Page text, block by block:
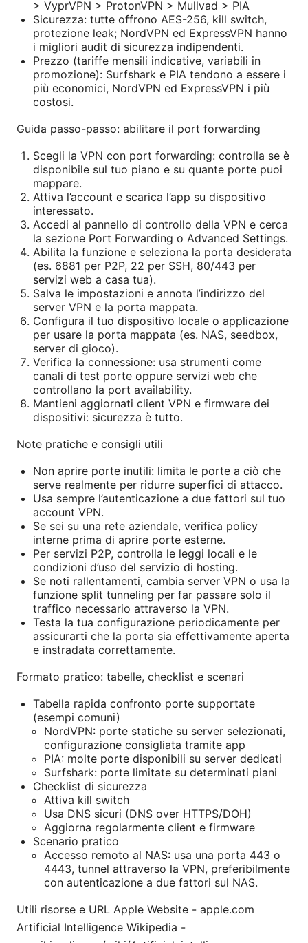
> VyprVPN > ProtonVPN > Mullvad > PIA
Sicurezza: tutte offrono AES-256, kill switch,
protezione leak; NordVPN ed ExpressVPN hanno
i migliori audit di sicurezza indipendenti.
Prezzo (tariffe mensili indicative, variabili in
promozione): Surfshark e PIA tendono a essere i
più economici, NordVPN ed ExpressVPN i più
costosi.
Guida passo-passo: abilitare il port forwarding
Scegli la VPN con port forwarding: controlla se è
disponibile sul tuo piano e su quante porte puoi
mappare.
Attiva l’account e scarica l’app su dispositivo
interessato.
Accedi al pannello di controllo della VPN e cerca
la sezione Port Forwarding o Advanced Settings.
Abilita la funzione e seleziona la porta desiderata
(es. 6881 per P2P, 22 per SSH, 80/443 per
servizi web a casa tua).
Salva le impostazioni e annota l’indirizzo del
server VPN e la porta mappata.
Configura il tuo dispositivo locale o applicazione
per usare la porta mappata (es. NAS, seedbox,
server di gioco).
Verifica la connessione: usa strumenti come
canali di test porte oppure servizi web che
controllano la port availability.
Mantieni aggiornati client VPN e firmware dei
dispositivi: sicurezza è tutto.
Note pratiche e consigli utili
Non aprire porte inutili: limita le porte a ciò che
serve realmente per ridurre superfici di attacco.
Usa sempre l’autenticazione a due fattori sul tuo
account VPN.
Se sei su una rete aziendale, verifica policy
interne prima di aprire porte esterne.
Per servizi P2P, controlla le leggi locali e le
condizioni d’uso del servizio di hosting.
Se noti rallentamenti, cambia server VPN o usa la
funzione split tunneling per far passare solo il
traffico necessario attraverso la VPN.
Testa la tua configurazione periodicamente per
assicurarti che la porta sia effettivamente aperta
e instradata correttamente.
Formato pratico: tabelle, checklist e scenari
Tabella rapida confronto porte supportate
(esempi comuni)
NordVPN: porte statiche su server selezionati,
configurazione consigliata tramite app
PIA: molte porte disponibili su server dedicati
Surfshark: porte limitate su determinati piani
Checklist di sicurezza
Attiva kill switch
Usa DNS sicuri (DNS over HTTPS/DOH)
Aggiorna regolarmente client e firmware
Scenario pratico
Accesso remoto al NAS: usa una porta 443 o
4443, tunnel attraverso la VPN, preferibilmente
con autenticazione a due fattori sul NAS.
Utili risorse e URL Apple Website - apple.com
Artificial Intelligence Wikipedia -